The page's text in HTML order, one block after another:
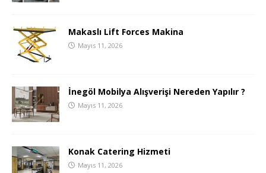
Makaslı Lift Forces Makina
Mayıs 11, 2026
İnegöl Mobilya Alışverişi Nereden Yapılır ?
Mayıs 11, 2026
Konak Catering Hizmeti
Mayıs 11, 2026